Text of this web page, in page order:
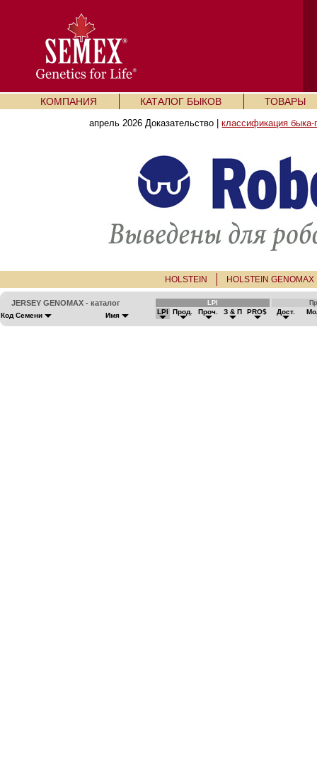
КОМПАНИЯ КАТАЛОГ БЫКОВ ТОВАРЫ
апрель 2026 Доказательство |классификация
HOLSTEIN HOLSTEIN GENOMAX
JERSEY GENOMAX - каталог LPI
Код Семени Имя LPI Прод. Проч. З & П PRO$ Дост.